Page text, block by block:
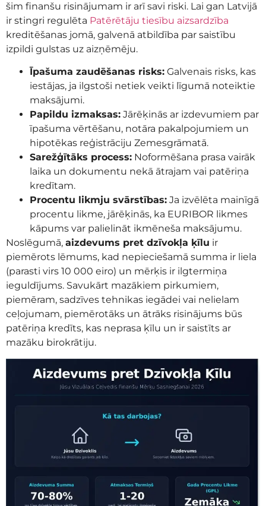
šim finanšu risinājumam ir arī savi riski. Lai gan Latvijā
ir stingri regulēta Patērētāju tiesību aizsardzība
kreditēšanas jomā, galvenā atbildība par saistību
izpildi gulstas uz aizņēmēju.
Īpašuma zaudēšanas risks: Galvenais risks, kas
iestājas, ja ilgstoši netiek veikti līgumā noteiktie
maksājumi.
Papildu izmaksas: Jārēķinās ar izdevumiem par
īpašuma vērtēšanu, notāra pakalpojumiem un
hipotēkas reģistrāciju Zemesgrāmatā.
Sarežģītāks process: Noformēšana prasa vairāk
laika un dokumentu nekā ātrajam vai patēriņa
kredītam.
Procentu likmju svārstības: Ja izvēlēta mainīgā
procentu likme, jārēķinās, ka EURIBOR likmes
kāpums var palielināt ikmēneša maksājumu.
Noslēgumā, aizdevums pret dzīvokļa ķīlu ir
piemērots lēmums, kad nepieciešamā summa ir liela
(parasti virs 10 000 eiro) un mērķis ir ilgtermiņa
ieguldījums. Savukārt mazākiem pirkumiem,
piemēram, sadzīves tehnikas iegādei vai nelielam
ceļojumam, piemērotāks un ātrāks risinājums būs
patēriņa kredīts, kas neprasa ķīlu un ir saistīts ar
mazāku birokrātiju.